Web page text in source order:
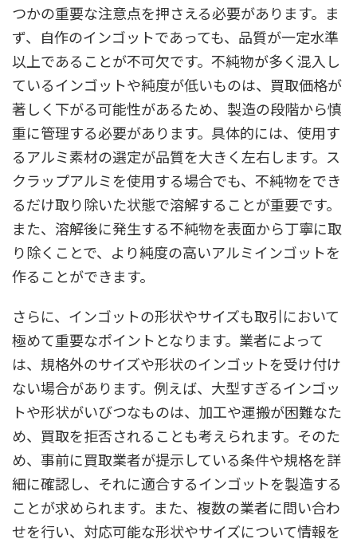
つかの重要な注意点を押さえる必要があります。ま
ず、自作のインゴットであっても、品質が一定水準
以上であることが不可欠です。不純物が多く混入し
ているインゴットや純度が低いものは、買取価格が
著しく下がる可能性があるため、製造の段階から慎
重に管理する必要があります。具体的には、使用す
るアルミ素材の選定が品質を大きく左右します。ス
クラップアルミを使用する場合でも、不純物をでき
るだけ取り除いた状態で溶解することが重要です。
また、溶解後に発生する不純物を表面から丁寧に取
り除くことで、より純度の高いアルミインゴットを
作ることができます。
さらに、インゴットの形状やサイズも取引において
極めて重要なポイントとなります。業者によって
は、規格外のサイズや形状のインゴットを受け付け
ない場合があります。例えば、大型すぎるインゴッ
トや形状がいびつなものは、加工や運搬が困難なた
め、買取を拒否されることも考えられます。そのた
め、事前に買取業者が提示している条件や規格を詳
細に確認し、それに適合するインゴットを製造する
ことが求められます。また、複数の業者に問い合わ
せを行い、対応可能な形状やサイズについて情報を